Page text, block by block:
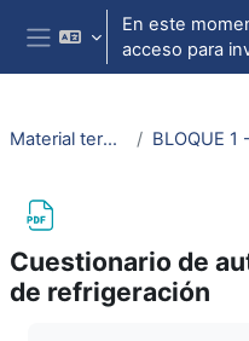
Salta al contenido principal
Panel lateral
En este
acceso para
Material termodinámica e ing. térmica
Cuestionario de
de refrigeración